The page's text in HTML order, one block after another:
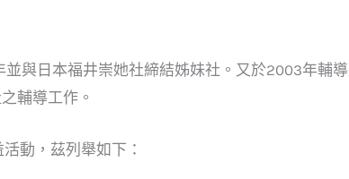
與日本福井崇她社締結姊妹社。又於2003年輔
輔導工作。
動，茲列舉如下：